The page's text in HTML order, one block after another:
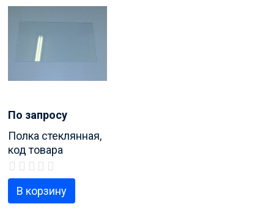
По запросу
Полка стеклянная,
код товара
280050306200
В корзину